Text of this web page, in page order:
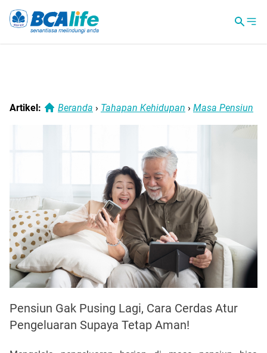
Artikel: Beranda › Tahapan Kehidupan › Masa Pensiun
Pensiun Gak Pusing Lagi, Cara Cerdas Atur
Pengeluaran Supaya Tetap Aman!